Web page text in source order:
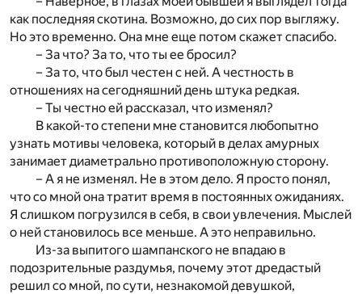
как последняя скотина. Возможно, до сих пор выгляжу.
Но это временно. Она мне еще потом скажет спасибо.
– За что? За то, что ты ее бросил?
– За то, что был честен с ней. А честность в
отношениях на сегодняшний день штука редкая.
– Ты честно ей рассказал, что изменял?
В какой-то степени мне становится любопытно
узнать мотивы человека, который в делах амурных
занимает диаметрально противоположную сторону.
– А я не изменял. Не в этом дело. Я просто понял,
что со мной она тратит время в постоянных ожиданиях.
Я слишком погрузился в себя, в свои увлечения. Мыслей
о ней становилось все меньше. А это неправильно.
Из-за выпитого шампанского не впадаю в
подозрительные раздумья, почему этот дредастый
решил со мной, по сути, незнакомой девушкой,